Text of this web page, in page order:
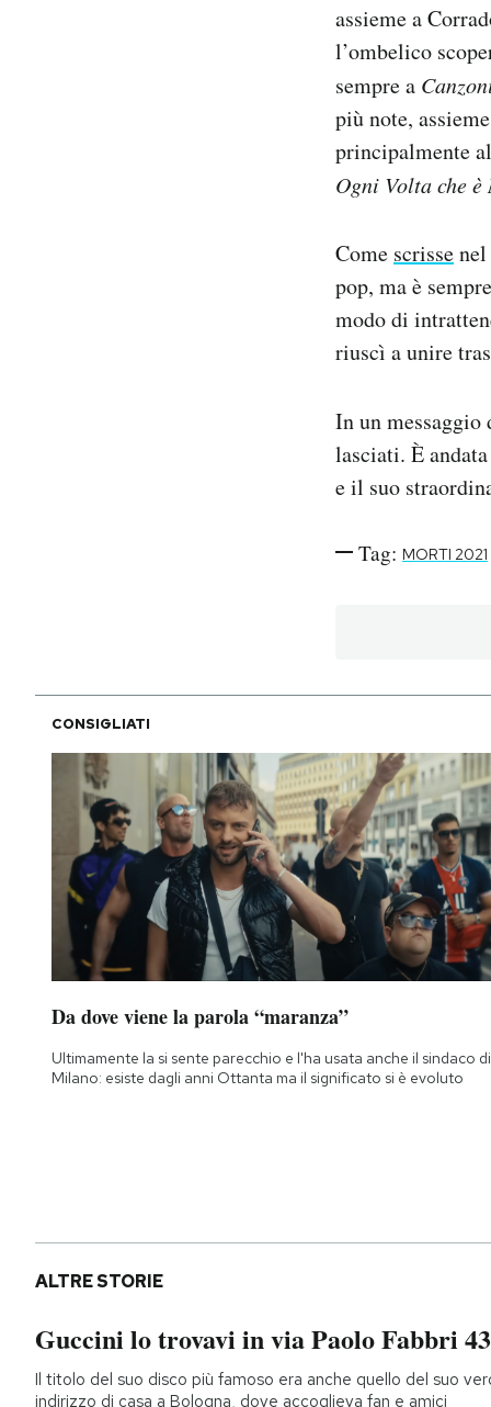
assieme a
l’ombelico
sempre a
più note,
principalmente
Ogni Volta che è
Come scrisse
pop, ma è
modo di
riuscì a unire
In un
lasciati. È
e il suo
Tag: MORTI 2021
CONSIGLIATI
Da dove viene la parola “maranza”
Ultimamente la si sente parecchio e l'ha usata anche il sindaco di
Milano: esiste dagli anni Ottanta ma il significato si è evoluto
ALTRE STORIE
Guccini lo trovavi in via Paolo Fabbri 43
Il titolo del suo disco più famoso era anche quello del suo
indirizzo di casa a Bologna, dove accoglieva fan e amici